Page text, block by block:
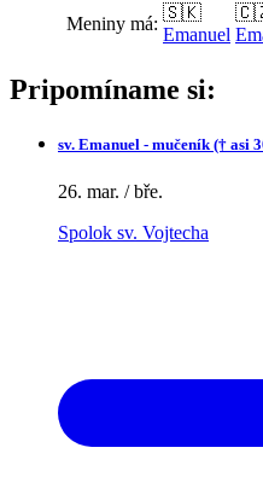
Meniny má:
🇸🇰
Emanuel
Pripomíname si:
sv. Emanuel - mučeník († asi
26. mar. / bře.
Spolok sv. Vojtecha